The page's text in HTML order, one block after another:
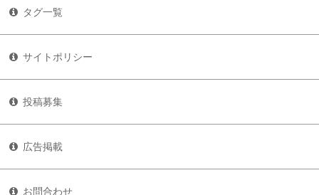
タグ一覧
サイトポリシー
投稿募集
広告掲載
お問合わせ